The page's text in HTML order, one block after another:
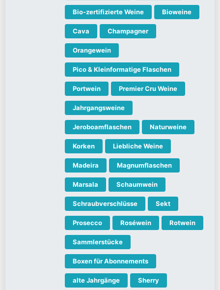
Bio-zertifizierte Weine Bioweine
Cava Champagner
Orangewein
Pico & Kleinformatige Flaschen
Portwein Premier Cru Weine
Jahrgangsweine
Jeroboamflaschen Naturweine
Korken Liebliche Weine
Madeira Magnumflaschen
Marsala Schaumwein
Schraubverschlüsse Sekt
Prosecco Roséwein Rotwein
Sammlerstücke
Boxen für Abonnements
alte Jahrgänge Sherry